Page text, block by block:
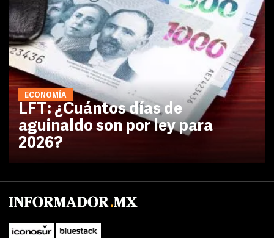
ECONOMÍA
LFT: ¿Cuántos días de
aguinaldo son por ley para
2026?